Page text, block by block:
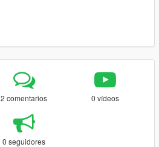
2 comentarios 0 vídeos
0 seguidores